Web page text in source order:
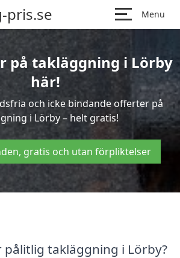
pris.se Menu
på takläggning i Lörby
här!
och icke bindande offerter på
i Lörby – helt gratis!
gratis och utan förpliktelser
pålitlig takläggning i Lörby?